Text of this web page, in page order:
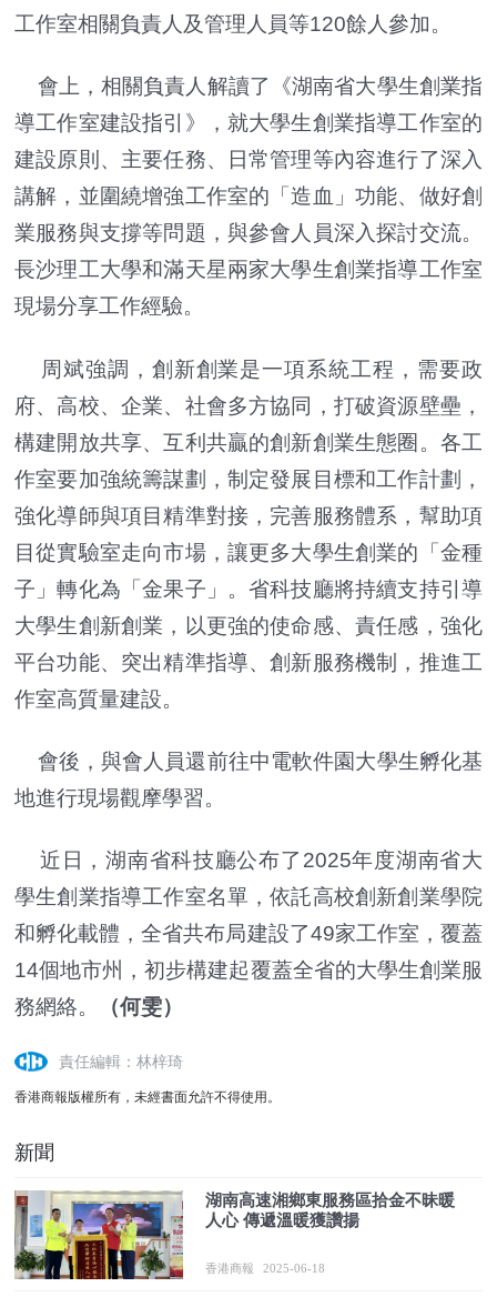
工作室相關負責人及管理人員等120餘人參加。
會上，相關負責人解讀了《湖南省大學生創業指
導工作室建設指引》，就大學生創業指導工作室的
建設原則、主要任務、日常管理等內容進行了深入
講解，並圍繞增強工作室的「造血」功能、做好創
業服務與支撐等問題，與參會人員深入探討交流。
長沙理工大學和滿天星兩家大學生創業指導工作室
現場分享工作經驗。
周斌強調，創新創業是一項系統工程，需要政
府、高校、企業、社會多方協同，打破資源壁壘，
構建開放共享、互利共贏的創新創業生態圈。各工
作室要加強統籌謀劃，制定發展目標和工作計劃，
強化導師與項目精準對接，完善服務體系，幫助項
目從實驗室走向市場，讓更多大學生創業的「金種
子」轉化為「金果子」。省科技廳將持續支持引導
大學生創新創業，以更強的使命感、責任感，強化
平台功能、突出精準指導、創新服務機制，推進工
作室高質量建設。
會後，與會人員還前往中電軟件園大學生孵化基
地進行現場觀摩學習。
近日，湖南省科技廳公布了2025年度湖南省大
學生創業指導工作室名單，依託高校創新創業學院
和孵化載體，全省共布局建設了49家工作室，覆蓋
14個地市州，初步構建起覆蓋全省的大學生創業服
務網絡。
（何雯）
責任編輯：林梓琦
香港商報版權所有，未經書面允許不得使用。
新聞
湖南高速湘鄉東服務區拾金不昧暖
人心 傳遞溫暖獲讚揚
香港商報 2025-06-18